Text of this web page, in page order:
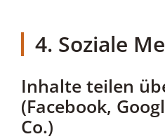
4. Soziale
Inhalte teilen
(Facebook,
Co.)